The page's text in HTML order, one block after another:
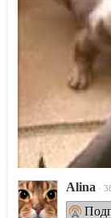
Alina ·